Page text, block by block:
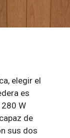
elegir el
es
W
de
sus dos